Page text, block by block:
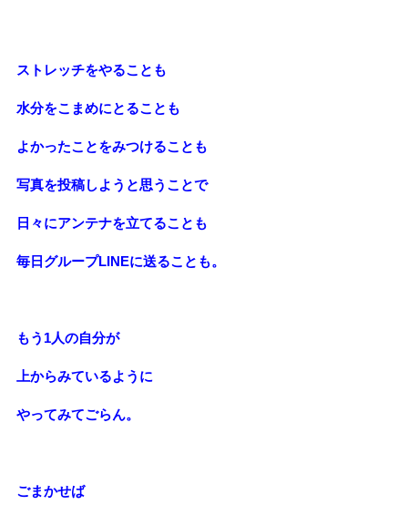
ストレッチをやることも
水分をこまめにとることも
よかったことをみつけることも
写真を投稿しようと思うことで
日々にアンテナを立てることも
毎日グループLINEに送ることも。
もう 1人の自分が
上からみているように
やってみてごらん。
ごまかせば